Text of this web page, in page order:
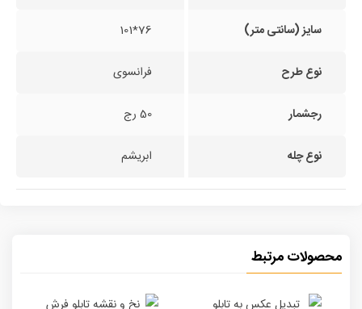
سایز (سانتی متر) 76*101
نوع طرح فرانسوی
رجشمار 50 رج
نوع چله ابریشم
محصولات مرتبط